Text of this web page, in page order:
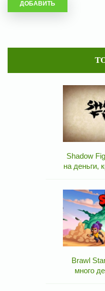
Shadow
на деньги,
Brawl
много